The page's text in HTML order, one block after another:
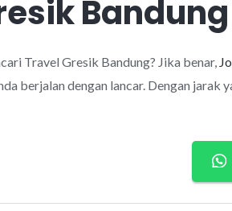
Bandung
Travel Gresik Bandung? Jika benar,
berjalan dengan lancar. Dengan jarak